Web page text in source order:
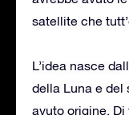
satellite che
L’idea nasce
della Luna e del
avuto origine.